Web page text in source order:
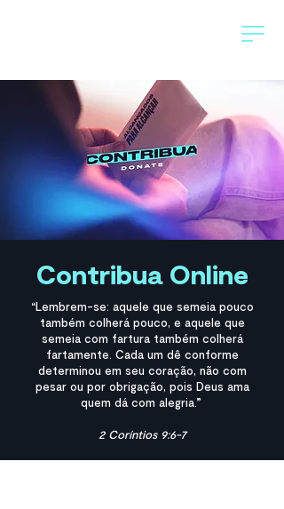
Contribua Online
“Lembrem-se: aquele que semeia pouco
também colherá pouco, e aquele que
semeia com fartura também colherá
fartamente. Cada um dê conforme
determinou em seu coração, não com
pesar ou por obrigação, pois Deus ama
quem dá com alegria.”
‭2 Coríntios‬ ‭9:6-7